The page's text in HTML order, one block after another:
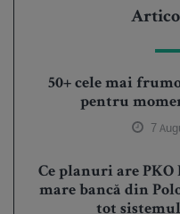
50+ cele mai
pentru
7
Ce planuri are PKO
mare bancă din
tot